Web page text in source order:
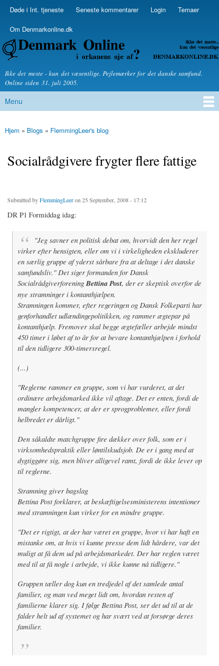
Skip to
Secondary menu
Døde i Int. tjeneste Seneste kommentarer Login Temaer
Om Denmarkonline.dk
Denmarkonline.dk - blognyheder om politik
Ikke det meste - kun det væsentlige. Pejlemærker for det danske samfund.
Online siden 31. juli 2005.
Main menu
Menu
You are here
Hjem » Blogs » FlemmingLeer's blog
Socialrådgivere frygter flere fattige
Submitted byFlemmingLeeron 25 September, 2008 - 17:12
DR P1 Formiddag idag:
"Jeg savner en politisk debat om, hvorvidt den her regel
virker efter hensigten, eller om vi i virkeligheden ekskluderer
en særlig gruppe af yderst sårbare fra at deltage i det danske
samfundsliv." Det siger formanden for Dansk
SocialrådgiverforeningBettina Post, der er skeptisk overfor de
nye stramninger i kontanthjælpen.
Stramningen kommer, efter regeringen og Dansk Folkeparti har
genforhandlet udlændingepolitikken, og rammer ægtepar på
kontanthjælp. Fremover skal begge ægtefæller arbejde mindst
450 timer i løbet af to år for at bevare kontanthjælpen i forhold
til den tidligere 300-timersregel.
(...)
"Reglerne rammer en gruppe, som vi har vurderet, at det
ordinære arbejdsmarked ikke vil aftage. Det er enten, fordi de
mangler kompetencer, at der er sprogproblemer, eller fordi
helbredet er dårligt."
Den såkaldte matchgruppe fire dækker over folk, som er i
virksomhedspraktik eller løntilskudsjob. De er i gang med at
dygtiggøre sig, men bliver alligevel ramt, fordi de ikke lever op
til reglerne.
Stramning giver bagslag
Bettina Post forklarer, at beskæftigelsesministerens intentioner
med stramningen kun virker for en mindre gruppe.
"Det er rigtigt, at der har været en gruppe, hvor vi har haft en
mistanke om, at hvis vi kunne presse dem lidt hårdere, var det
muligt at få dem ud på arbejdsmarkedet. Der har reglen været
med til at få nogle i arbejde, vi ikke kunne nå tidligere."
Gruppen tæller dog kun en tredjedel af det samlede antal
familier, og man ved meget lidt om, hvordan resten af
familierne klarer sig. I følge Bettina Post, ser det ud til at de
falder helt ud af systemet og har svært ved at forsørge deres
familier.